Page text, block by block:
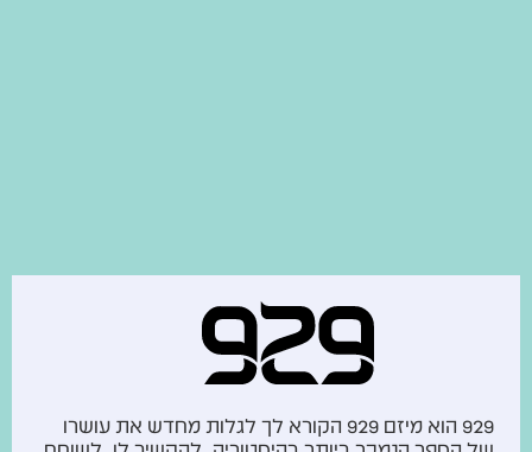
929 הוא מיזם 929 הקורא לך לגלות מחדש את עושרו